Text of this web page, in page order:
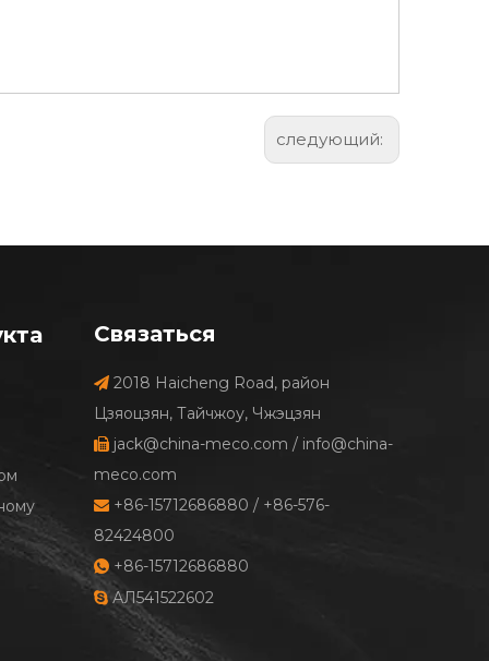
следующий:
Связаться
 2018 Haicheng Road, район
Цзяоцзян, Тайчжоу, Чжэцзян
 jack@china-meco.com / info@china-
meco.com
 +86-15712686880 / +86-576-
82424800
 +86-15712686880
АЛ541522602